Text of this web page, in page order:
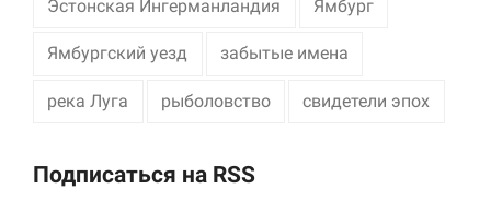
Эстонская Ингерманландия Ямбург
Ямбургский уезд забытые имена
река Луга рыболовство свидетели эпох
Подписаться на RSS